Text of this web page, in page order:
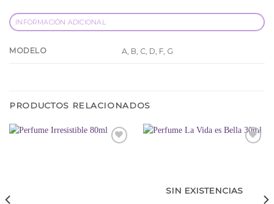
INFORMACIÓN ADICIONAL
MODELO A, B, C, D, F, G
PRODUCTOS RELACIONADOS
SIN EXISTENCIAS